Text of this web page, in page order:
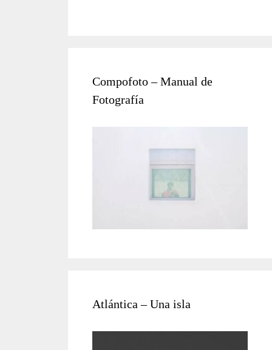
Compofoto – Manual de
Fotografía
Atlántica – Una isla